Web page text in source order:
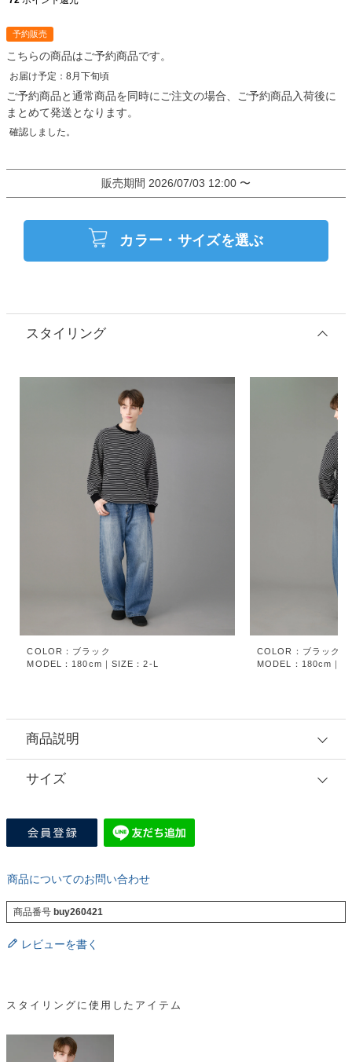
予約販売
こちらの商品はご予約商品です。
ご予約商品と通常商品を同時にご注文の場合、ご予約商品入荷後に
まとめて発送となります。
販売期間 2026/07/03 12:00 〜
カラー・サイズを選ぶ
スタイリング
COLOR：ブラック
MODEL：180cm｜SIZE：2-L
COLOR：ブラック
MODEL：180cm｜
商品説明
サイズ
商品についてのお問い合わせ
商品番号 buy260421
レビューを書く
スタイリングに使用したアイテム